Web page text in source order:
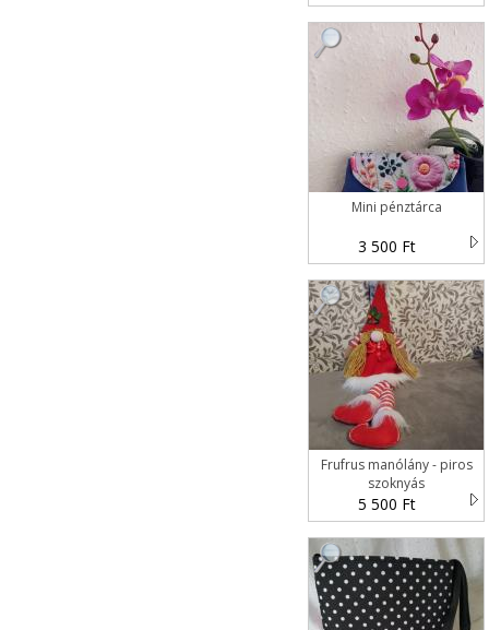
Mini pénztárca
3 500 Ft
Frufrus manólány - piros
szoknyás
5 500 Ft